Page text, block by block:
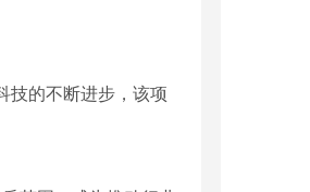
技的不断进步，该项